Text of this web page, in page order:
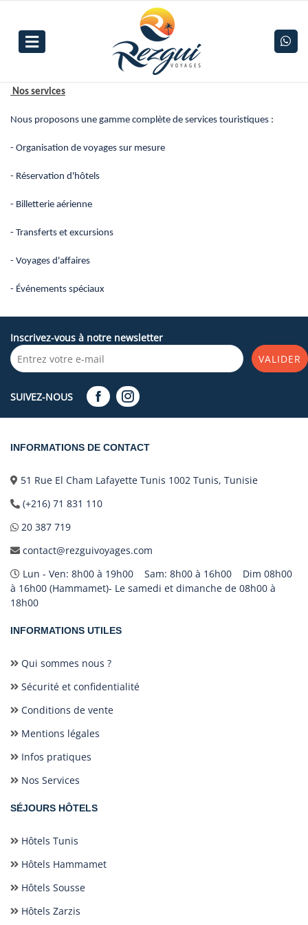
Nos services
Nous proposons une gamme complète de services touristiques :
- Organisation de voyages sur mesure
- Réservation d'hôtels
- Billetterie aérienne
- Transferts et excursions
- Voyages d'affaires
- Événements spéciaux
Inscrivez-vous à notre newsletter
VALIDER
SUIVEZ-NOUS
INFORMATIONS DE CONTACT
51 Rue El Cham Lafayette Tunis 1002 Tunis, Tunisie
(+216) 71 831 110
20 387 719
contact@rezguivoyages.com
Lun - Ven: 8h00 à 19h00 Sam: 8h00 à 16h00 Dim 08h00
à 16h00 (Hammamet)- Le samedi et dimanche de 08h00 à
18h00
INFORMATIONS UTILES
Qui sommes nous ?
Sécurité et confidentialité
Conditions de vente
Mentions légales
Infos pratiques
Nos Services
SÉJOURS HÔTELS
Hôtels Tunis
Hôtels Hammamet
Hôtels Sousse
Hôtels Zarzis